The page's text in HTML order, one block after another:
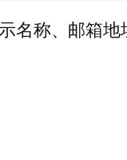
名称、邮箱地